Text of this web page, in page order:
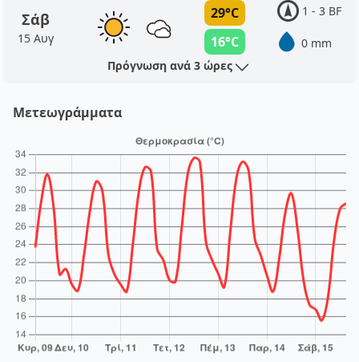
Σάβ
15 Αυγ
29°C
16°C
1 - 3 BF
0 mm
Πρόγνωση ανά 3 ώρες
Μετεωγράμματα